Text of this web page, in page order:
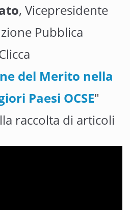
, Vicepresidente
Pubblica
del Merito nella
Paesi OCSE"
raccolta di articoli